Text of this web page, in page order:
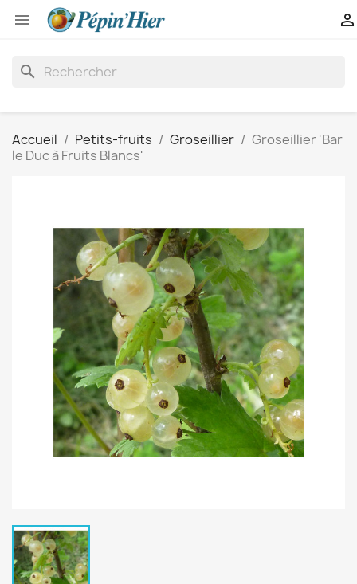
 
search
Accueil Petits-fruits Groseillier
Groseillier 'Bar
le Duc à Fruits Blancs'